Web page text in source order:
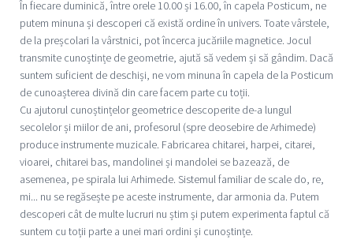
În fiecare duminică, între orele 10.00 și 16.00, în capela Posticum, ne
putem minuna și descoperi că există ordine în univers. Toate vârstele,
de la preșcolari la vârstnici, pot încerca jucăriile magnetice. Jocul
transmite cunoștințe de geometrie, ajută să vedem și să gândim. Dacă
suntem suficient de deschiși, ne vom minuna în capela de la Posticum
de cunoașterea divină din care facem parte cu toții.
Cu ajutorul cunoștințelor geometrice descoperite de-a lungul
secolelor și miilor de ani, profesorul (spre deosebire de Arhimede)
produce instrumente muzicale. Fabricarea chitarei, harpei, citarei,
vioarei, chitarei bas, mandolinei și mandolei se bazează, de
asemenea, pe spirala lui Arhimede. Sistemul familiar de scale do, re,
mi... nu se regăsește pe aceste instrumente, dar armonia da. Putem
descoperi cât de multe lucruri nu știm și putem experimenta faptul că
suntem cu toții parte a unei mari ordini și cunoștințe.